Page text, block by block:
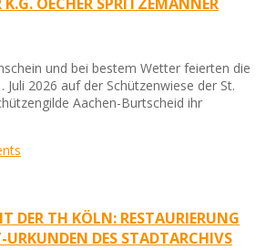
und bei bestem Wetter feierten die
Juli 2026 auf der Schützenwiese der St.
Aachen-Burtscheid ihr
DER TH KÖLN: RESTAURIERUNG
DES STADTARCHIVS